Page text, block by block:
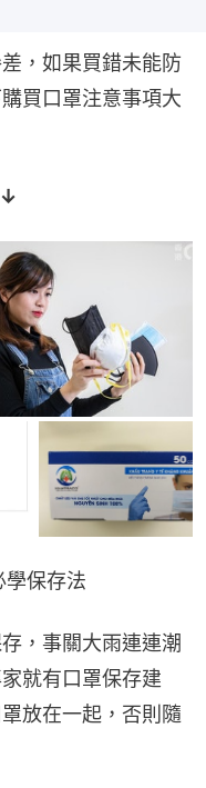
，如果買錯未能防
買口罩注意事項大
學保存法
，事關大雨連連潮
就有口罩保存建
放在一起，否則隨